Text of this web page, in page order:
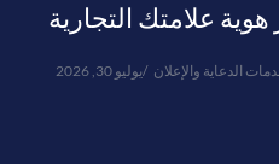
هوية علامتك التجارية
الدعاية والإعلان يوليو 30, 2026